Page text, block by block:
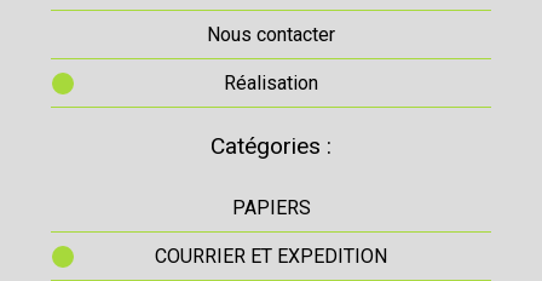
Nous contacter
Réalisation
Catégories :
PAPIERS
COURRIER ET EXPEDITION